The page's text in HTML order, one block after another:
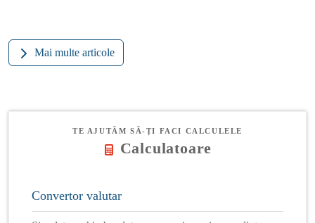
Mai multe articole
TE AJUTĂM SĂ-ȚI FACI CALCULELE
Calculatoare
Convertor valutar